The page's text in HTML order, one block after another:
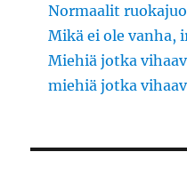
Normaalit
Mikä ei ole vanha,
Miehiä jotka
miehiä jotka